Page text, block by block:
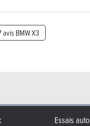
avis BMW X3
Essais auto